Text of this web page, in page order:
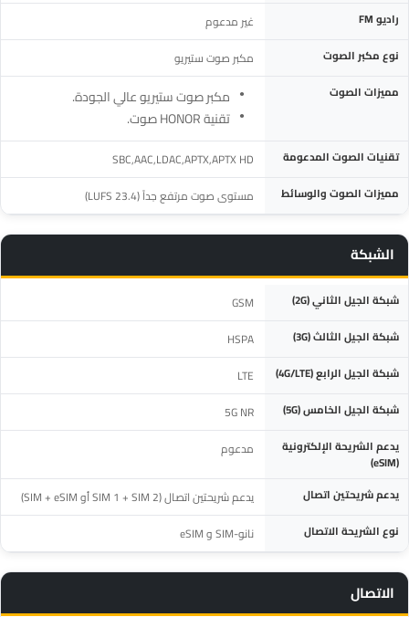
راديو FM غير مدعوم
نوع مكبر الصوت مكبر صوت ستيريو
مميزات الصوت
مكبر صوت ستيريو عالي الجودة.
تقنية HONOR صوت.
تقنيات الصوت المدعومة SBC,AAC,LDAC,APTX,APTX HD
مميزات الصوت والوسائط مستوى صوت مرتفع جداً (23.4 LUFS)
الشبكة
المواصفة التفاصيل
شبكة الجيل الثاني (2G) GSM
شبكة الجيل الثالث (3G) HSPA
شبكة الجيل الرابع (4G/LTE) LTE
شبكة الجيل الخامس (5G) 5G NR
يدعم الشريحة الإلكترونية
(eSIM)
مدعوم
يدعم شريحتين اتصال يدعم شريحتين اتصال (2 SIM 1 + SIM أو SIM + eSIM)
نوع الشريحة الاتصال نانو-SIM و eSIM
الاتصال